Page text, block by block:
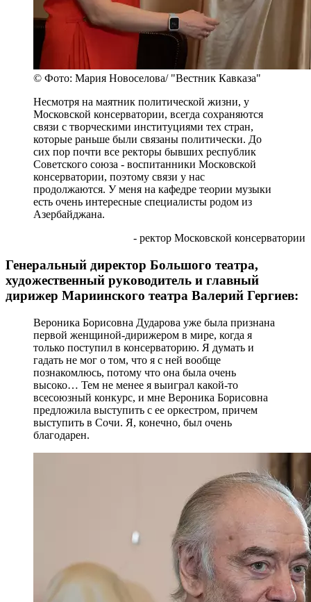
© Фото: Мария Новоселова/ "Вестник Кавказа"
Несмотря на маятник политической жизни, у
Московской консерватории, всегда сохраняются
связи с творческими институциями тех стран,
которые раньше были связаны политически. До
сих пор почти все ректоры бывших республик
Советского союза - воспитанники Московской
консерватории, поэтому связи у нас
продолжаются. У меня на кафедре теории музыки
есть очень интересные специалисты родом из
Азербайджана.
- ректор Московской консерватории
Генеральный директор Большого театра,
художественный руководитель и главный
дирижер Мариинского театра Валерий Гергиев:
Вероника Борисовна Дударова уже была признана
первой женщиной-дирижером в мире, когда я
только поступил в консерваторию. Я думать и
гадать не мог о том, что я с ней вообще
познакомлюсь, потому что она была очень
высоко… Тем не менее я выиграл какой-то
всесоюзный конкурс, и мне Вероника Борисовна
предложила выступить с ее оркестром, причем
выступить в Сочи. Я, конечно, был очень
благодарен.